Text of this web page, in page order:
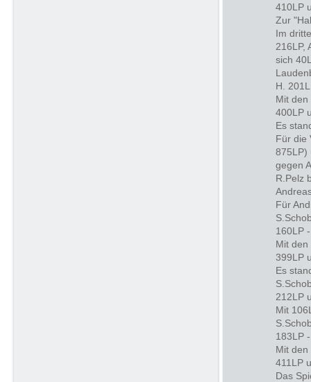
410LP
Zur
Im
216LP,
sich
H.
Mit den
400LP
Es
Für die
875LP)
gegen
R.Pelz
Für
160LP
Mit den
399LP
Es
212LP
Mit
183LP
Mit den
411LP
Das